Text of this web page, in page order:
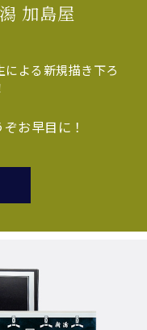
加島屋
よる新規描き下ろ
お早目に！